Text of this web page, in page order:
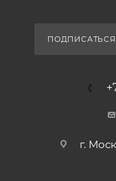
г.